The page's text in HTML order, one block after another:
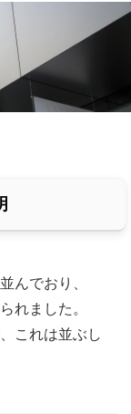
んでおり、
れました。
これは並ぶし